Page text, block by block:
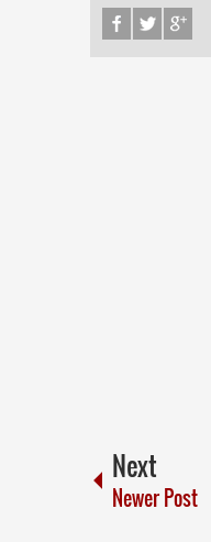
Next
Newer Post